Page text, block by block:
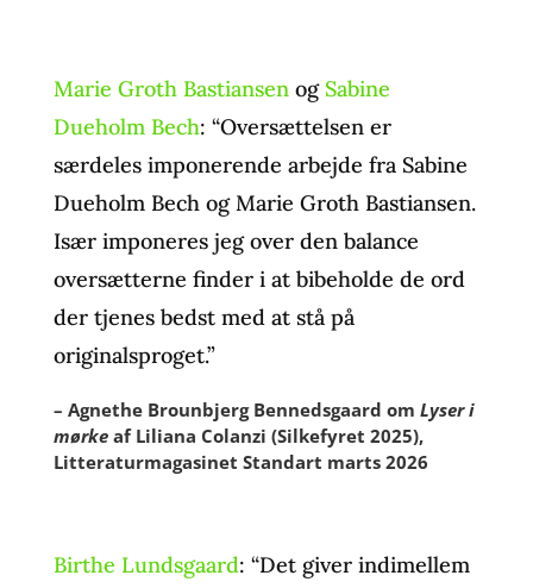
Marie Groth Bastiansenog Sabine
Dueholm Bech: “Oversættelsen er
særdeles imponerende arbejde fra Sabine
Dueholm Bech og Marie Groth Bastiansen.
Især imponeres jeg over den balance
oversætterne finder i at bibeholde de ord
der tjenes bedst med at stå på
originalsproget.”
– Agnethe Brounbjerg Bennedsgaard om Lyser i
mørkeaf Liliana Colanzi (Silkefyret 2025),
Litteraturmagasinet Standart marts 2026
Birthe Lundsgaard: “Det giver indimellem